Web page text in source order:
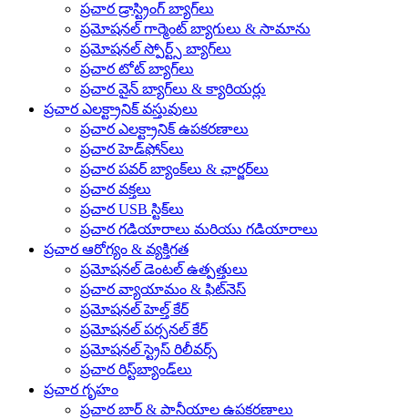
ప్రచార డ్రాస్ట్రింగ్ బ్యాగ్‌లు
ప్రమోషనల్ గార్మెంట్ బ్యాగులు & సామాను
ప్రమోషనల్ స్పోర్ట్స్ బ్యాగ్‌లు
ప్రచార టోట్ బ్యాగ్‌లు
ప్రచార వైన్ బ్యాగ్‌లు & క్యారియర్లు
ప్రచార ఎలక్ట్రానిక్ వస్తువులు
ప్రచార ఎలక్ట్రానిక్ ఉపకరణాలు
ప్రచార హెడ్‌ఫోన్‌లు
ప్రచార పవర్ బ్యాంక్‌లు & ఛార్జర్‌లు
ప్రచార వక్తలు
ప్రచార USB స్టిక్‌లు
ప్రచార గడియారాలు మరియు గడియారాలు
ప్రచార ఆరోగ్యం & వ్యక్తిగత
ప్రమోషనల్ డెంటల్ ఉత్పత్తులు
ప్రచార వ్యాయామం & ఫిట్‌నెస్
ప్రమోషనల్ హెల్త్ కేర్
ప్రమోషనల్ పర్సనల్ కేర్
ప్రమోషనల్ స్ట్రెస్ రిలీవర్స్
ప్రచార రిస్ట్‌బ్యాండ్‌లు
ప్రచార గృహం
ప్రచార బార్ & పానీయాల ఉపకరణాలు